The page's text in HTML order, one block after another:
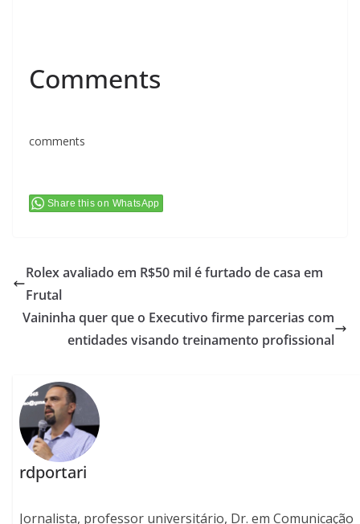
Comments
comments
Share this on WhatsApp
Rolex avaliado em R$50 mil é furtado de casa em
Frutal
Vaininha quer que o Executivo firme parcerias com
entidades visando treinamento profissional
rdportari
Jornalista, professor universitário, Dr. em Comunicação